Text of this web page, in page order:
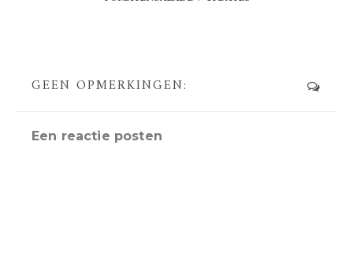
GEEN OPMERKINGEN:
Een reactie posten